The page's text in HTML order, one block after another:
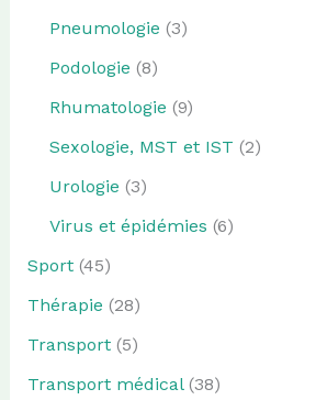
Pneumologie (3)
Podologie (8)
Rhumatologie (9)
Sexologie, MST et IST (2)
Urologie (3)
Virus et épidémies (6)
Sport(45)
Thérapie (28)
Transport(5)
Transport médical(38)